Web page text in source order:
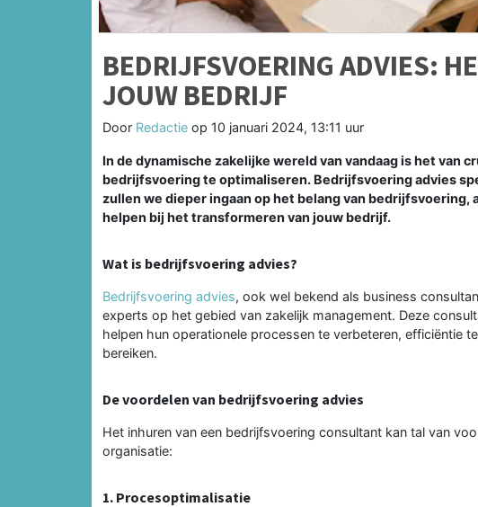
BEDRIJFSVOERING ADVIES:
JOUW BEDRIJF
Door Redactie op 10 januari 2024, 13:11 uur
In de dynamische zakelijke wereld van vandaag is het van
bedrijfsvoering te optimaliseren. Bedrijfsvoering advies
zullen we dieper ingaan op het belang van bedrijfsvoering,
helpen bij het transformeren van jouw bedrijf.
Wat is bedrijfsvoering advies?
Bedrijfsvoering advies, ook wel bekend als business
experts op het gebied van zakelijk management. Deze
helpen hun operationele processen te verbeteren, efficiëntie
bereiken.
De voordelen van bedrijfsvoering advies
Het inhuren van een bedrijfsvoering consultant kan tal van
organisatie:
1. Procesoptimalisatie